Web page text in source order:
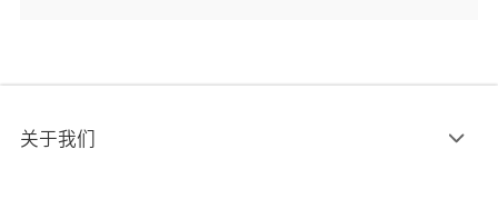
关于我们